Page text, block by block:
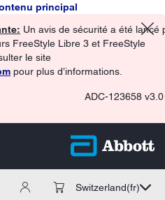
principal
Un avis de sécurité a été lancé
FreeStyle Libre 3 et FreeStyle
le site
pour plus d’informations.
ADC-123658 v3.0
Switzerland(fr)